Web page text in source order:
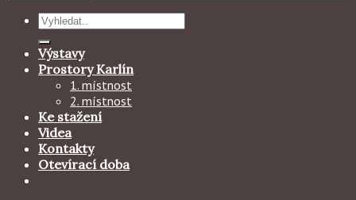
Hledat:
Výstavy
Prostory Karlín
1. místnost
2. místnost
Ke stažení
Videa
Kontakty
Otevírací doba